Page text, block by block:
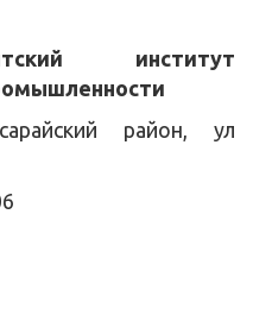
институт
район, ул